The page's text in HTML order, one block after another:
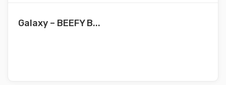
Galaxy – BEEFY B...